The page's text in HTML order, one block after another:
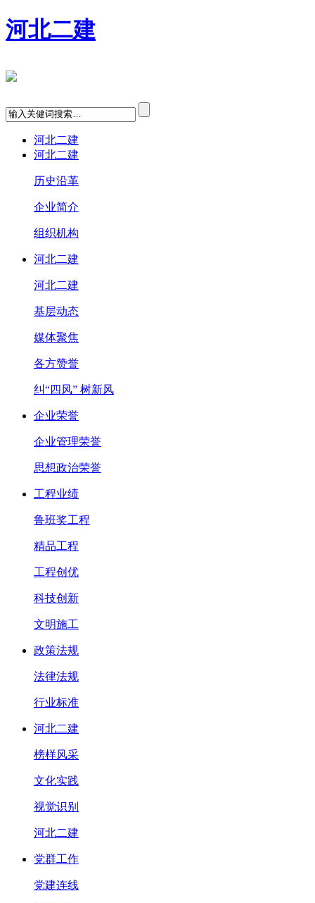
河北二建
河北二建
河北二建
历史沿革
企业简介
组织机构
河北二建
河北二建
基层动态
媒体聚焦
各方赞誉
纠“四风” 树新风
企业荣誉
企业管理荣誉
思想政治荣誉
工程业绩
鲁班奖工程
精品工程
工程创优
科技创新
文明施工
政策法规
法律法规
行业标准
河北二建
榜样风采
文化实践
视觉识别
河北二建
党群工作
党建连线